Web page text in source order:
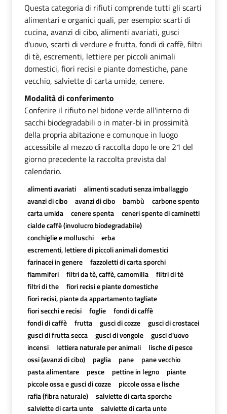
Questa categoria di rifiuti comprende tutti gli scarti
alimentari e organici quali, per esempio: scarti di
cucina, avanzi di cibo, alimenti avariati, gusci
d'uovo, scarti di verdure e frutta, fondi di caffè, filtri
di tè, escrementi, lettiere per piccoli animali
domestici, fiori recisi e piante domestiche, pane
vecchio, salviette di carta umide, cenere.
Modalità di conferimento
Conferire il rifiuto nel bidone verde all'interno di
sacchi biodegradabili o in mater-bi in prossimità
della propria abitazione e comunque in luogo
accessibile al mezzo di raccolta dopo le ore 21 del
giorno precedente la raccolta prevista dal
calendario.
alimenti avariati
alimenti scaduti senza imballaggio
avanzi di cibo
avanzi di cibo bambù
carbone spento
carta umida
cenere spenta
ceneri spente di caminetti
cialde caffè (involucro biodegradabile)
conchiglie e molluschi
erba
escrementi, lettiere di piccoli animali domestici
farinacei in genere
fazzoletti di carta sporchi
fiammiferi
filtri da tè, caffè, camomilla
filtri di tè
filtri di the
fiori recisi e piante domestiche
fiori recisi, piante da appartamento tagliate
fiori secchi e recisi
foglie
fondi di caffè
fondi di caffè
frutta gusci di cozze
gusci di crostacei
gusci di frutta secca
gusci di vongole
gusci d'uovo
incensi
lettiera naturale per animali
lische di pesce
ossi (avanzi di cibo)
paglia pane
pane vecchio
pasta alimentare
pesce pettine in legno
piante
piccole ossa e gusci di cozze
piccole ossa e lische
rafia (fibra naturale)
salviette di carta sporche
salviette di carta unte
salviette di carta unte